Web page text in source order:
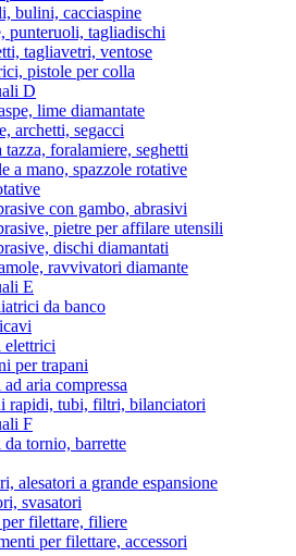
bulini, cacciaspine
punteruoli, tagliadischi
tagliavetri, ventose
pistole per colla
D
lime diamantate
archetti, segacci
tazza, foralamiere, seghetti
a mano, spazzole rotative
con gambo, abrasivi
pietre per affilare utensili
dischi diamantati
ravvivatori diamante
E
da banco
elettrici
per trapani
aria compressa
rapidi, tubi, filtri, bilanciatori
F
tornio, barrette
alesatori a grande espansione
svasatori
filettare, filiere
per filettare, accessori